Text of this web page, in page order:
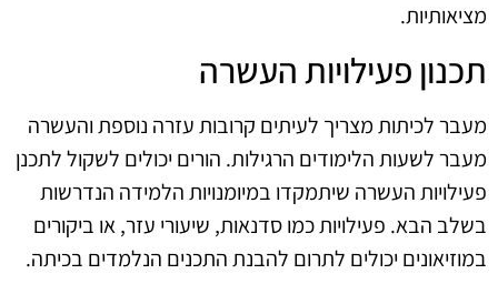
מציאותיות.
תכנון פעילויות העשרה
מעבר לכיתות מצריך לעיתים קרובות עזרה נוספת והעשרה
מעבר לשעות הלימודים הרגילות. הורים יכולים לשקול לתכנן
פעילויות העשרה שיתמקדו במיומנויות הלמידה הנדרשות
בשלב הבא. פעילויות כמו סדנאות, שיעורי עזר, או ביקורים
במוזיאונים יכולים לתרום להבנת התכנים הנלמדים בכיתה.